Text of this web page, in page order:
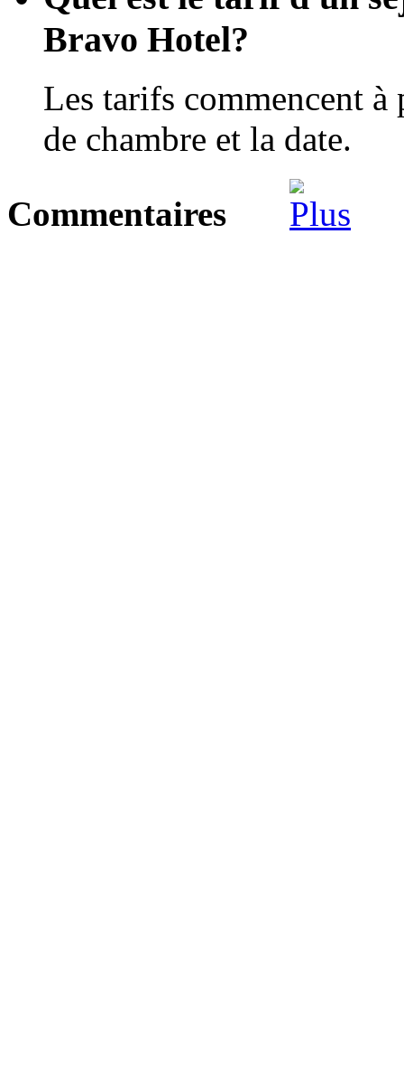
Bravo Hotel?
Les tarifs commencent
de chambre et la date.
Commentaires